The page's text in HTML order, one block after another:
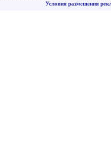
Условия размещения